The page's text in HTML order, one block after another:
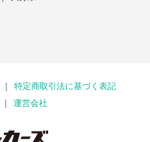
特定商取引法に基づく表記
運営会社